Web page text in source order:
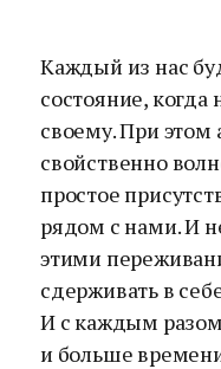
Каждый из нас
состояние, когда
своему. При
свойственно
простое
рядом с нами. И
этими
сдерживать в
И с каждым разом
и больше